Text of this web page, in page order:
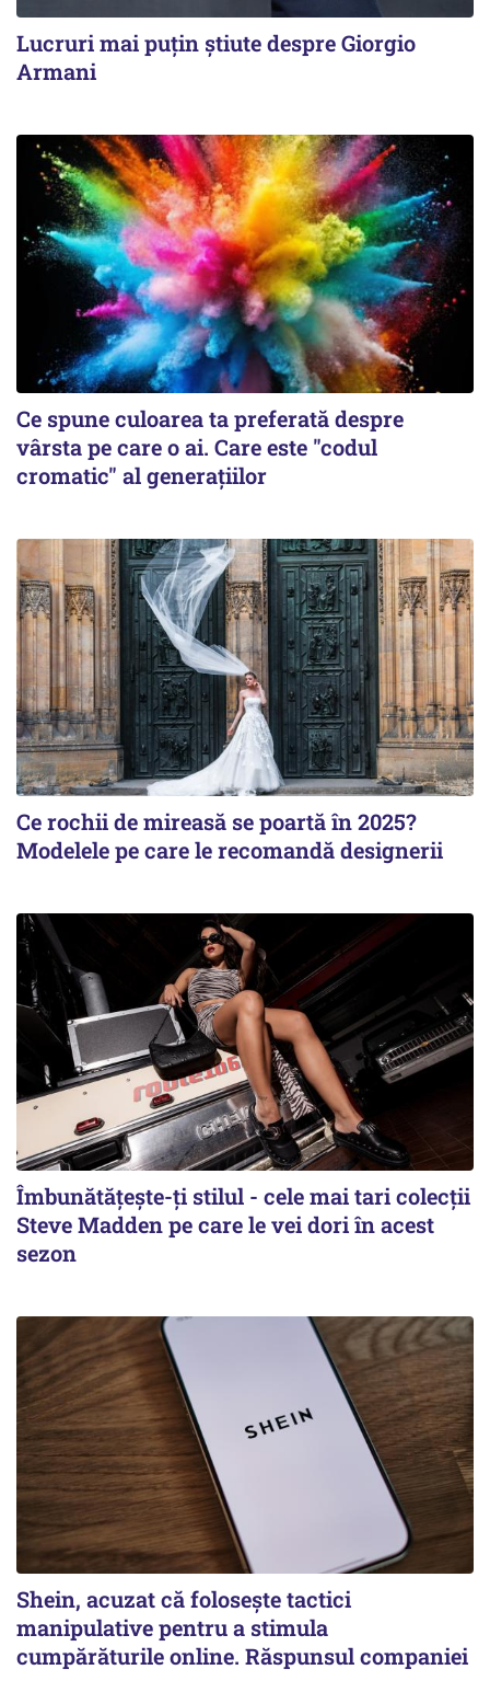
Lucruri mai puțin știute despre Giorgio
Armani
Ce spune culoarea ta preferată despre
vârsta pe care o ai. Care este "codul
cromatic" al generațiilor
Ce rochii de mireasă se poartă în 2025?
Modelele pe care le recomandă designerii
Îmbunătățește-ți stilul - cele mai tari colecții
Steve Madden pe care le vei dori în acest
sezon
Shein, acuzat că folosește tactici
manipulative pentru a stimula
cumpărăturile online. Răspunsul companiei